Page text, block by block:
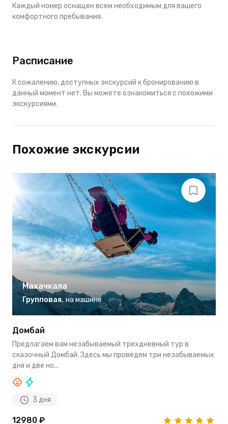
Каждый номер оснащен всем необходимым для вашего
комфортного пребывания.
Расписание
К сожалению, доступных экскурсий к бронированию в
данный момент нет. Вы можете ознакомиться с похожими
экскурсиями.
Похожие экскурсии
Махачкала
Групповая, на машине
Домбай
Предлагаем вам незабываемый трехдневный тур в
сказочный Домбай. Здесь мы проведем три незабываемых
дня и две но...
3 дня
12980 ₽